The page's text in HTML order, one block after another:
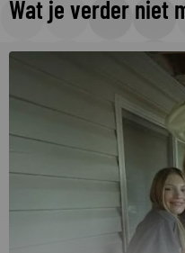
Wat je verder niet